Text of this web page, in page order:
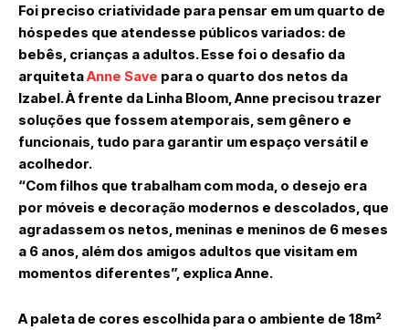
Foi preciso criatividade para pensar em um quarto de
hóspedes que atendesse públicos variados: de
bebês, crianças a adultos. Esse foi o desafio da
arquitetaAnne Save para o quarto dos netos da
Izabel. À frente da Linha Bloom, Anne precisou trazer
soluções que fossem atemporais, sem gênero e
funcionais, tudo para garantir um espaço versátil e
acolhedor.
“Com filhos que trabalham com moda, o desejo era
por móveis e decoração modernos e descolados, que
agradassem os netos, meninas e meninos de 6 meses
a 6 anos, além dos amigos adultos que visitam em
momentos diferentes”, explica Anne.
A paleta de cores escolhida para o ambiente de 18m²